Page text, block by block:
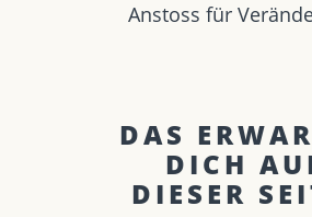
Anstoss für
DAS
DICH
DIESER